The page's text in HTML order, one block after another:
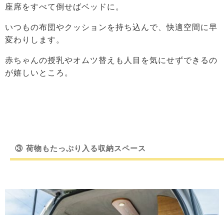
座席をすべて倒せばベッドに。
いつもの布団やクッションを持ち込んで、快適空間に早
変わりします。
赤ちゃんの授乳やオムツ替えも人目を気にせずできるの
が嬉しいところ。
③ 荷物もたっぷり入る収納スペース